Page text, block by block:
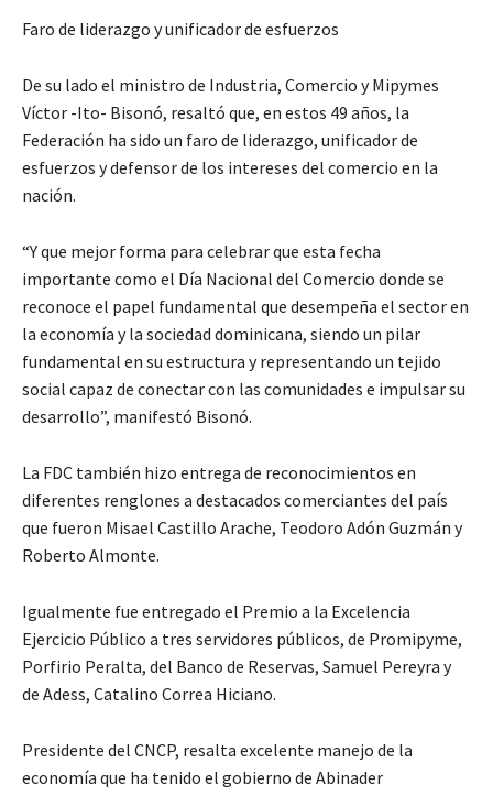
Faro de liderazgo y unificador de esfuerzos
De su lado el ministro de Industria, Comercio y Mipymes
Víctor -Ito- Bisonó, resaltó que, en estos 49 años, la
Federación ha sido un faro de liderazgo, unificador de
esfuerzos y defensor de los intereses del comercio en la
nación.
“Y que mejor forma para celebrar que esta fecha
importante como el Día Nacional del Comercio donde se
reconoce el papel fundamental que desempeña el sector en
la economía y la sociedad dominicana, siendo un pilar
fundamental en su estructura y representando un tejido
social capaz de conectar con las comunidades e impulsar su
desarrollo”, manifestó Bisonó.
La FDC también hizo entrega de reconocimientos en
diferentes renglones a destacados comerciantes del país
que fueron Misael Castillo Arache, Teodoro Adón Guzmán y
Roberto Almonte.
Igualmente fue entregado el Premio a la Excelencia
Ejercicio Público a tres servidores públicos, de Promipyme,
Porfirio Peralta, del Banco de Reservas, Samuel Pereyra y
de Adess, Catalino Correa Hiciano.
Presidente del CNCP, resalta excelente manejo de la
economía que ha tenido el gobierno de Abinader